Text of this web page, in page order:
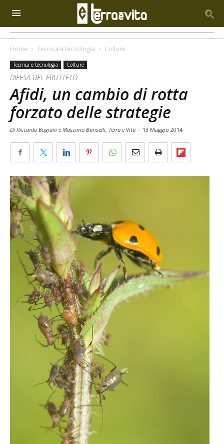
Home Tecnica e tecnologia Colture
Tecnica e tecnologia Colture
DIFESA DEL FRUTTETO
Afidi, un cambio di rotta
forzato delle strategie
Di Riccardo Bugiani e Massimo Bariselli, Terra e Vita - 13 Maggio 2014